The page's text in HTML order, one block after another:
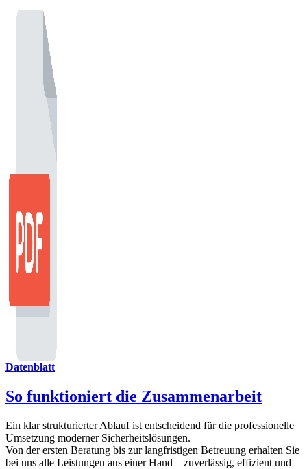
Datenblatt
So funktioniert die Zusammenarbeit
Ein klar strukturierter Ablauf ist entscheidend für die professionelle
Umsetzung moderner Sicherheitslösungen.
Von der ersten Beratung bis zur langfristigen Betreuung erhalten Sie
bei uns alle Leistungen aus einer Hand – zuverlässig, effizient und